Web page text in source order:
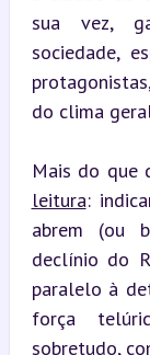
sua vez,
sociedade,
do clima
Mais do que
leitura:
abrem (ou
declínio do
paralelo à
força
sobretudo,